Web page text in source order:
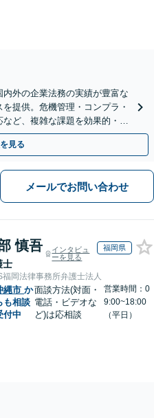
内外の企業法務の実績が豊富な
提供。危機管理・コンプラ・
ど、複雑な課題を効果的・効
休日・夜間相談可】
見る
メールでお問い合わせ
慎吾
士
インタビュ
ーを見る
福岡県
福岡法律事務所弁護士法人
縄市 か
も相談
付中
面談方法(対面・
電話・ビデオな
ど)は応相談
営業時間：0
9:00~18:00
（平日）